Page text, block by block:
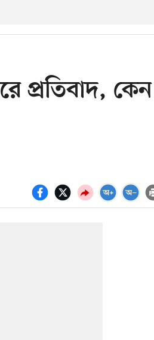
প্রতিবাদ, কেন